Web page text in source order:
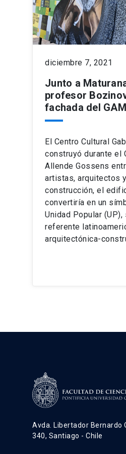
diciembre 7, 2021
Junto a
profesor
fachada del GAM
El Centro Cultural
construyó durante el
Allende Gossens
artistas, arquitectos
construcción, el
convertiría en un
Unidad Popular
referente
arquitectónica-
Avda. Libertador Bernardo
340, Santiago - Chile